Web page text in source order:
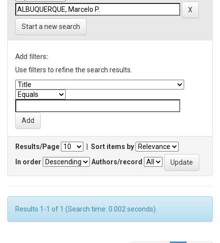
Start a new search
Add filters:
Use filters to refine the search results.
Results/Page
Sort items by
In order
Authors/record
Results 1-1 of 1 (Search time: 0.002 seconds).